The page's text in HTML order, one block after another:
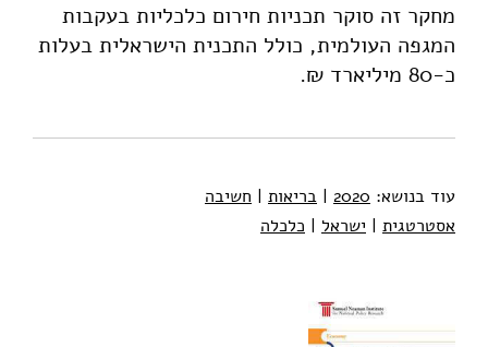
מחקר זה סוקר תכניות חירום כלכליות בעקבות
המגפה העולמית, כולל התכנית הישראלית בעלות
כ-80 מיליארד ₪.
עוד בנושא: 2020
| בריאות | חשיבה
אסטרטגית | ישראל | כלכלה